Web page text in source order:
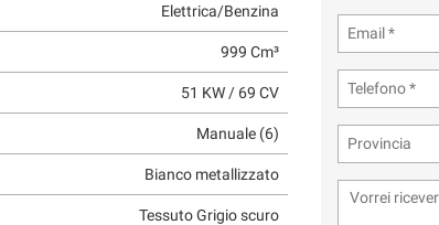
Elettrica/Benzina
999 Cm³
51 KW / 69 CV
Manuale (6)
Bianco metallizzato
Tessuto Grigio scuro